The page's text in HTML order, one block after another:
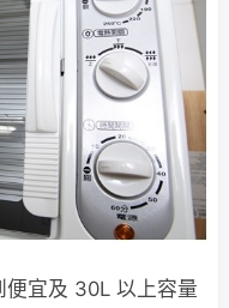
宜及 30L 以上容量